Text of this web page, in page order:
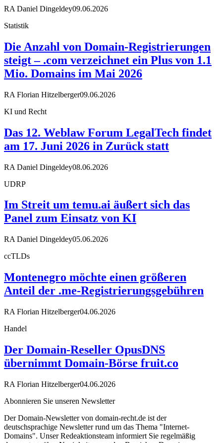
RA Daniel Dingeldey09.06.2026
Statistik
Die Anzahl von Domain-Registrierungen
steigt – .com verzeichnet ein Plus von 1.1
Mio. Domains im Mai 2026
RA Florian Hitzelberger09.06.2026
KI und Recht
Das 12. Weblaw Forum LegalTech findet
am 17. Juni 2026 in Zurück statt
RA Daniel Dingeldey08.06.2026
UDRP
Im Streit um temu.ai äußert sich das
Panel zum Einsatz von KI
RA Daniel Dingeldey05.06.2026
ccTLDs
Montenegro möchte einen größeren
Anteil der .me-Registrierungsgebühren
RA Florian Hitzelberger04.06.2026
Handel
Der Domain-Reseller OpusDNS
übernimmt Domain-Börse fruit.co
RA Florian Hitzelberger04.06.2026
Abonnieren Sie unseren Newsletter
Der Domain-Newsletter von domain-recht.de ist der
deutschsprachige Newsletter rund um das Thema "Internet-
Domains". Unser Redeaktionsteam informiert Sie regelmäßig